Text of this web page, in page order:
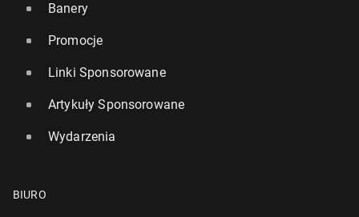
Banery
Promocje
Linki Sponsorowane
Artykuły Sponsorowane
Wydarzenia
BIURO